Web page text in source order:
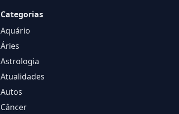
Categorias
Aquário
Áries
Astrologia
Atualidades
Autos
Câncer